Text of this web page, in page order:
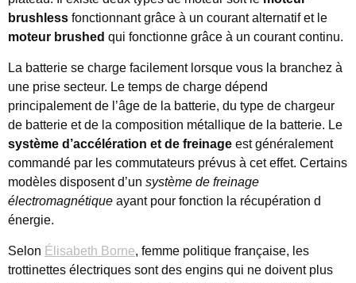
brushless fonctionnant grâce à un courant alternatif et le
moteur brushed qui fonctionne grâce à un courant continu.
La batterie se charge facilement lorsque vous la branchez à
une prise secteur. Le temps de charge dépend
principalement de l’âge de la batterie, du type de chargeur
de batterie et de la composition métallique de la batterie. Le
système d’accélération et de freinage est généralement
commandé par les commutateurs prévus à cet effet. Certains
modèles disposent d’un système de freinage
électromagnétique ayant pour fonction la récupération d
énergie.
Selon Élisabeth Borne, femme politique française, les
trottinettes électriques sont des engins qui ne doivent plus